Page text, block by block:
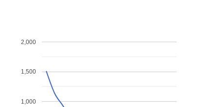
1,000
1,500
2,000